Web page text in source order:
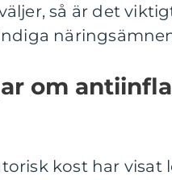
så är det
om
kost har visat